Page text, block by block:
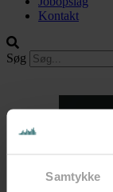
Samtykke
Kontakt
Søg